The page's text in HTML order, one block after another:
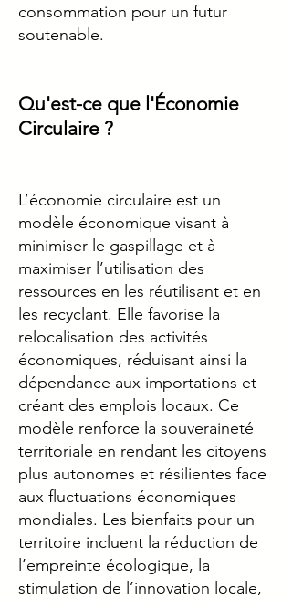
consommation pour un futur
soutenable.
Qu'est-ce que l'Économie
Circulaire ?
L’économie circulaire est un
modèle économique visant à
minimiser le gaspillage et à
maximiser l’utilisation des
ressources en les réutilisant et en
les recyclant. Elle favorise la
relocalisation des activités
économiques, réduisant ainsi la
dépendance aux importations et
créant des emplois locaux. Ce
modèle renforce la souveraineté
territoriale en rendant les citoyens
plus autonomes et résilientes face
aux fluctuations économiques
mondiales. Les bienfaits pour un
territoire incluent la réduction de
l’empreinte écologique, la
stimulation de l’innovation locale,